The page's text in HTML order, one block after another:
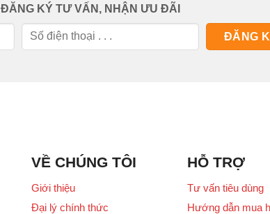
ĐĂNG KÝ TƯ VẤN, NHẬN ƯU ĐÃI
VỀ CHÚNG TÔI
Giới thiệu
Đại lý chính thức
HỖ TRỢ
Tư vấn tiêu dùng
Hướng dẫn mua